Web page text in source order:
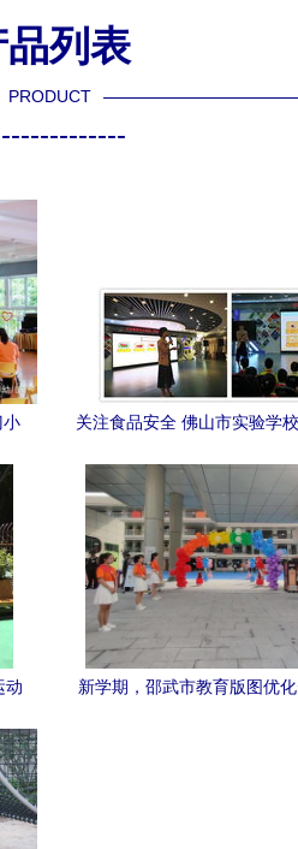
品列表
PRODUCT
关注食品安全 佛山市实验学
动
新学期，邵武市教育版图优